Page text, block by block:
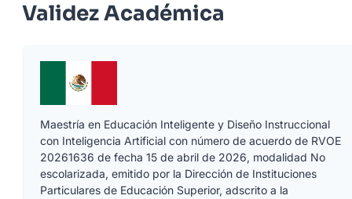
Validez Académica
Maestría en Educación Inteligente y Diseño Instruccional
con Inteligencia Artificial con número de acuerdo de RVOE
20261636 de fecha 15 de abril de 2026, modalidad No
escolarizada, emitido por la Dirección de Instituciones
Particulares de Educación Superior, adscrito a la